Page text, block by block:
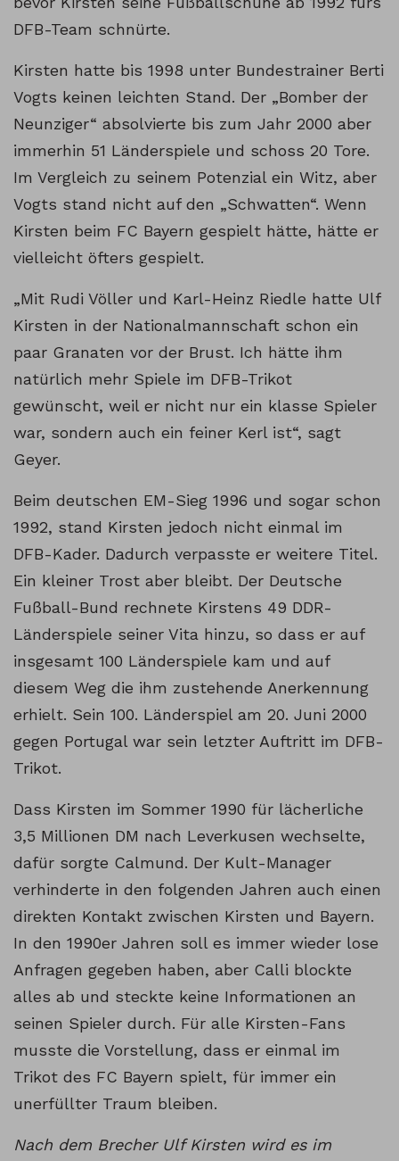
DFB-Team schnürte.
Kirsten hatte bis 1998 unter Bundestrainer Berti
Vogts keinen leichten Stand. Der „Bomber der
Neunziger“ absolvierte bis zum Jahr 2000 aber
immerhin 51 Länderspiele und schoss 20 Tore.
Im Vergleich zu seinem Potenzial ein Witz, aber
Vogts stand nicht auf den „Schwatten“. Wenn
Kirsten beim FC Bayern gespielt hätte, hätte er
vielleicht öfters gespielt.
„Mit Rudi Völler und Karl-Heinz Riedle hatte Ulf
Kirsten in der Nationalmannschaft schon ein
paar Granaten vor der Brust. Ich hätte ihm
natürlich mehr Spiele im DFB-Trikot
gewünscht, weil er nicht nur ein klasse Spieler
war, sondern auch ein feiner Kerl ist“, sagt
Geyer.
Beim deutschen EM-Sieg 1996 und sogar schon
1992, stand Kirsten jedoch nicht einmal im
DFB-Kader. Dadurch verpasste er weitere Titel.
Ein kleiner Trost aber bleibt. Der Deutsche
Fußball-Bund rechnete Kirstens 49 DDR-
Länderspiele seiner Vita hinzu, so dass er auf
insgesamt 100 Länderspiele kam und auf
diesem Weg die ihm zustehende Anerkennung
erhielt. Sein 100. Länderspiel am 20. Juni 2000
gegen Portugal war sein letzter Auftritt im DFB-
Trikot.
Dass Kirsten im Sommer 1990 für lächerliche
3,5 Millionen DM nach Leverkusen wechselte,
dafür sorgte Calmund. Der Kult-Manager
verhinderte in den folgenden Jahren auch einen
direkten Kontakt zwischen Kirsten und Bayern.
In den 1990er Jahren soll es immer wieder lose
Anfragen gegeben haben, aber Calli blockte
alles ab und steckte keine Informationen an
seinen Spieler durch. Für alle Kirsten-Fans
musste die Vorstellung, dass er einmal im
Trikot des FC Bayern spielt, für immer ein
unerfüllter Traum bleiben.
Nach dem Brecher Ulf Kirsten wird es im